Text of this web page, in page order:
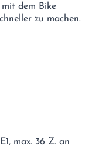
dem Bike
zu machen.
max. 36 Z. an